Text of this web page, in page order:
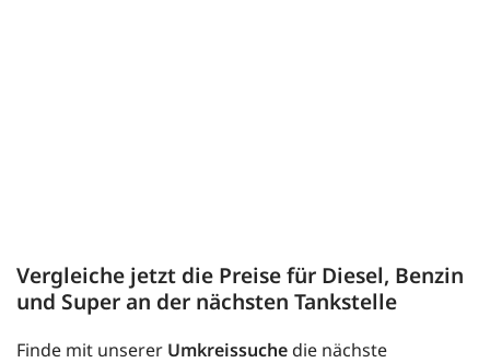
Vergleiche jetzt die Preise für Diesel, Benzin
und Super an der nächsten Tankstelle
Finde mit unserer Umkreissuche die nächste